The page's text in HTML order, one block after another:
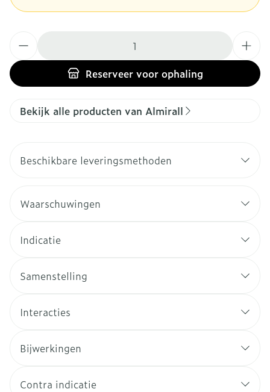
Reserveervoor ophaling
Bekijk alle producten van Almirall
Beschikbare leveringsmethoden
Waarschuwingen
Indicatie
Samenstelling
Interacties
Bijwerkingen
Contra indicatie